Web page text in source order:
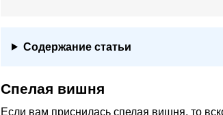
Содержание статьи
Спелая вишня
Если вам приснилась спелая вишня, то